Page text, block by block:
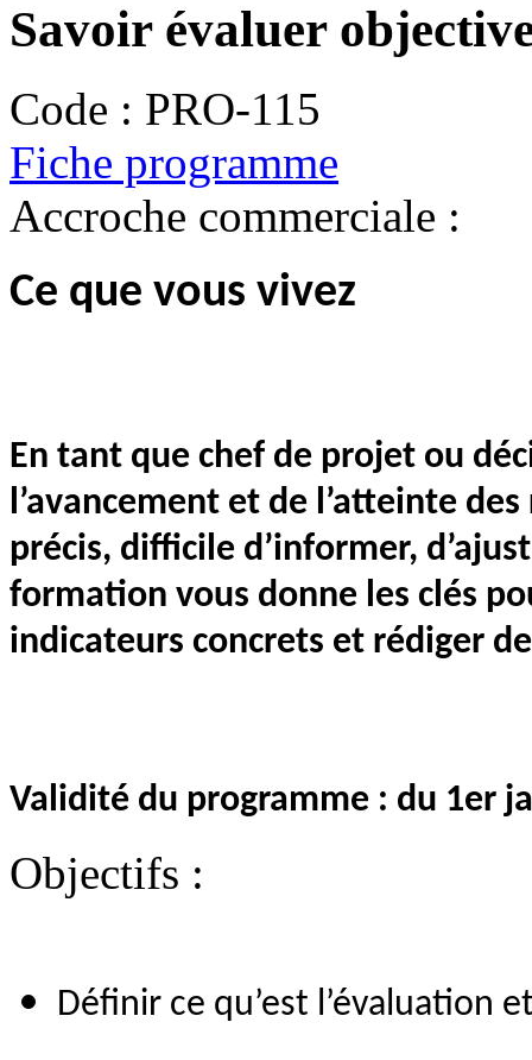
Savoir évaluer
Code : PRO-115
Fiche programme
Accroche commerciale :
Ce que vous vivez
En tant que chef de projet ou
l’avancement et de l’atteinte
précis, difficile d’informer,
formation vous donne les clés
indicateurs concrets et rédiger
Validité du programme : du 1er
Objectifs :
Définir ce qu’est l’évaluation